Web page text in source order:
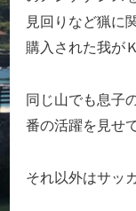
見回りなど猟に
購入された我が
同じ山でも息子
番の活躍を見せ
それ以外はサッ